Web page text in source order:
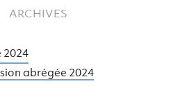
ARCHIVES
abrégée 2024